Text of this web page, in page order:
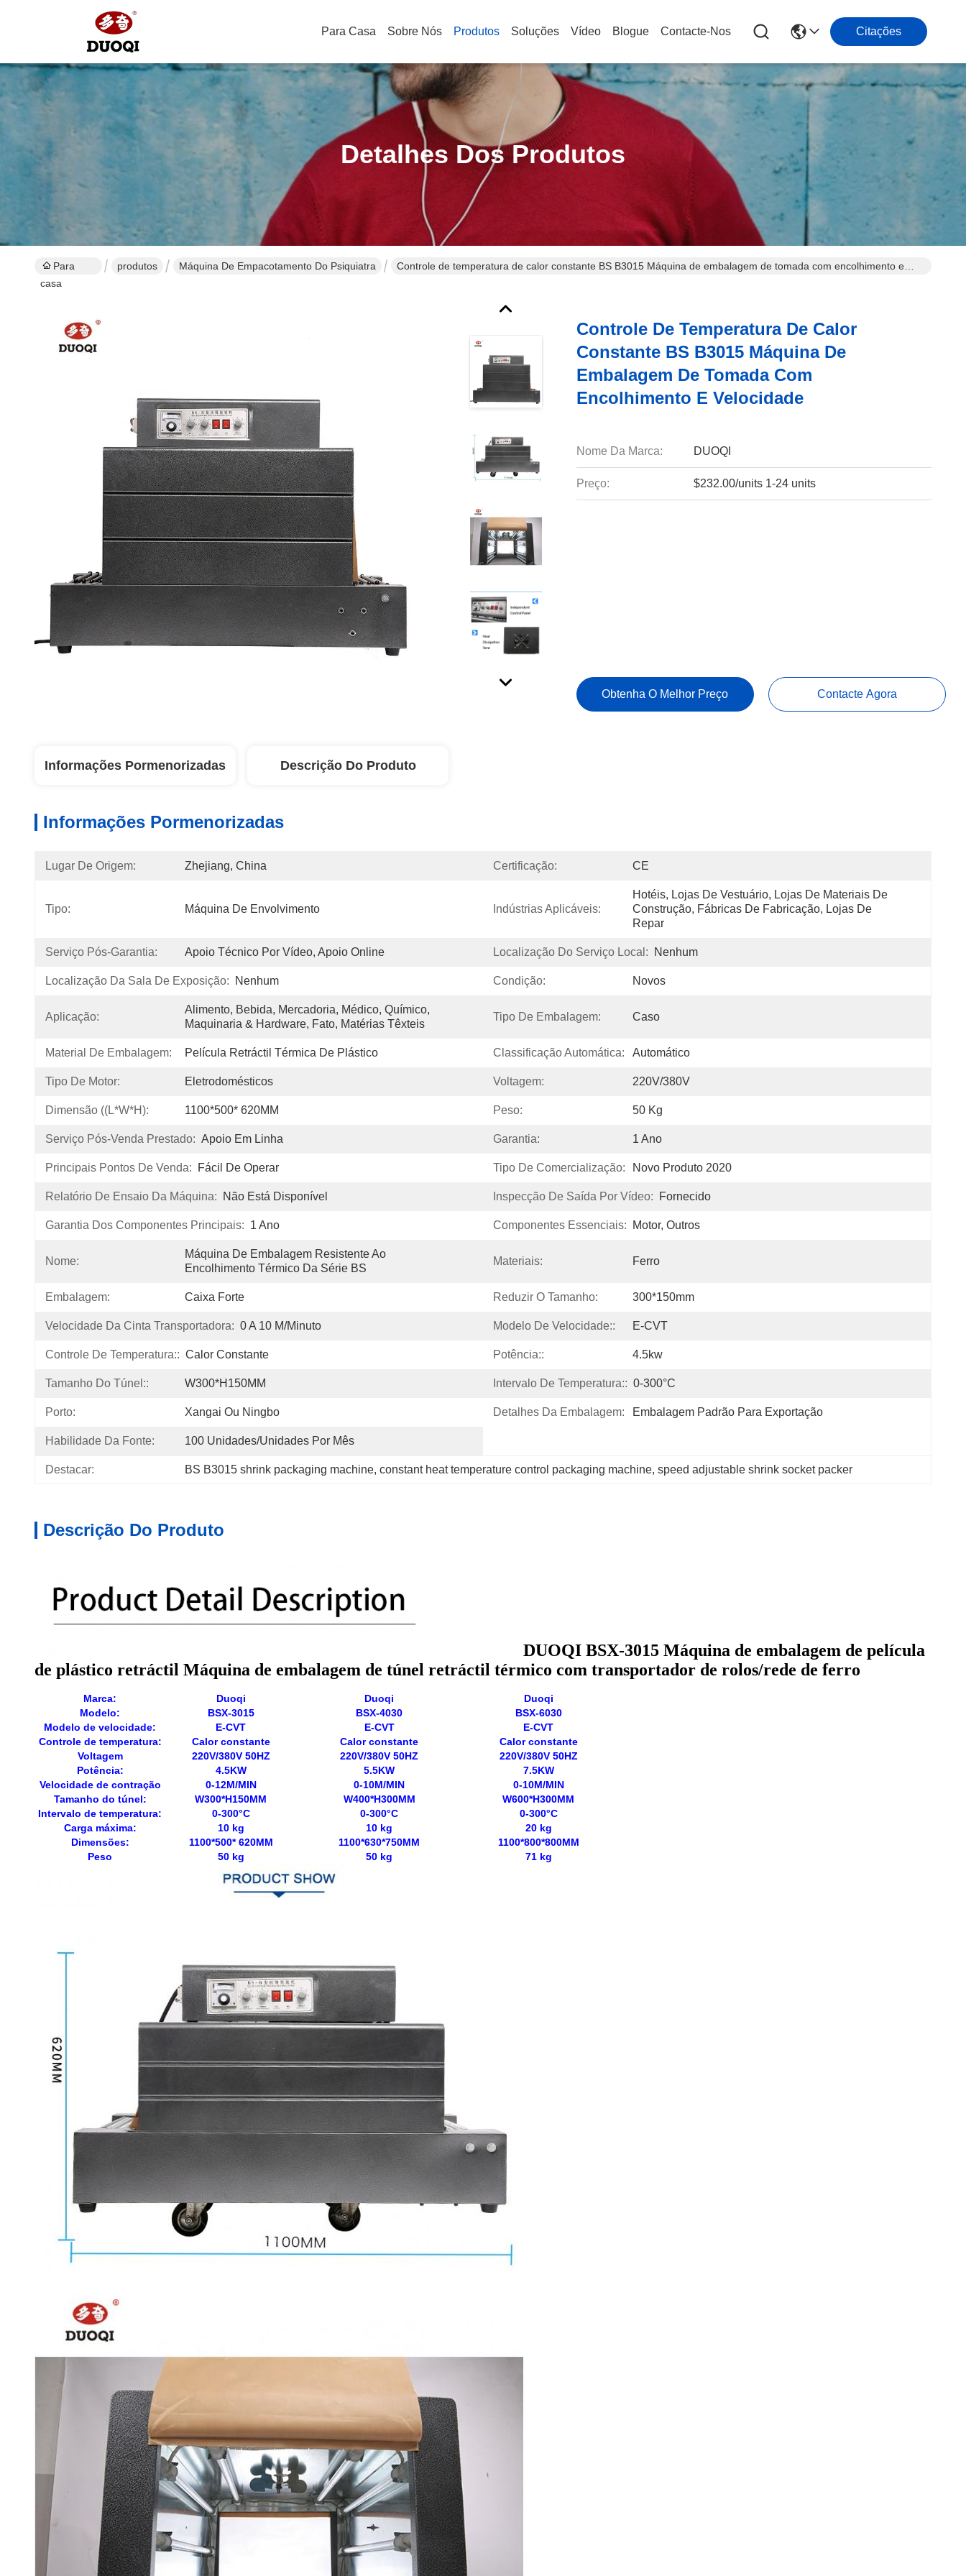
Para Casa Sobre Nós Produtos Soluções Vídeo Blogue Contacte-Nos Citações
Detalhes Dos Produtos
Para
casa
produtos Máquina De Empacotamento Do Psiquiatra
Controle de temperatura de calor constante BS B3015 Máquina de embalagem de tomada com encolhimento e
Controle De Temperatura De Calor
Constante BS B3015 Máquina De
Embalagem De Tomada Com
Encolhimento E Velocidade
Nome Da Marca: DUOQI
Preço: $232.00/units 1-24 units
Obtenha O Melhor Preço Contacte Agora
Informações Pormenorizadas Descrição Do Produto
Informações Pormenorizadas
Lugar De Origem: Zhejiang, China Certificação: CE
Tipo: Máquina De Envolvimento Indústrias Aplicáveis:
Hotéis, Lojas De Vestuário, Lojas De Materiais De
Construção, Fábricas De Fabricação, Lojas De
Repar
Serviço Pós-Garantia: Apoio Técnico Por Vídeo, Apoio Online Localização Do Serviço Local: Nenhum
Localização Da Sala De Exposição: Nenhum Condição: Novos
Aplicação:
Alimento, Bebida, Mercadoria, Médico, Químico,
Maquinaria & Hardware, Fato, Matérias Têxteis
Tipo De Embalagem: Caso
Material De Embalagem: Película Retráctil Térmica De Plástico Classificação Automática: Automático
Tipo De Motor: Eletrodomésticos Voltagem: 220V/380V
Dimensão ((L*W*H): 1100*500* 620MM Peso: 50 Kg
Serviço Pós-Venda Prestado: Apoio Em Linha Garantia: 1 Ano
Principais Pontos De Venda: Fácil De Operar Tipo De Comercialização: Novo Produto 2020
Relatório De Ensaio Da Máquina: Não Está Disponível Inspecção De Saída Por Vídeo: Fornecido
Garantia Dos Componentes Principais: 1 Ano Componentes Essenciais: Motor, Outros
Nome:
Máquina De Embalagem Resistente Ao
Encolhimento Térmico Da Série BS
Materiais: Ferro
Embalagem: Caixa Forte Reduzir O Tamanho: 300*150mm
Velocidade Da Cinta Transportadora: 0 A 10 M/minuto Modelo De Velocidade:: E-CVT
Controle De Temperatura:: Calor Constante Potência:: 4.5kw
Tamanho Do Túnel:: W300*H150MM Intervalo De Temperatura:: 0-300°C
Porto: Xangai Ou Ningbo Detalhes Da Embalagem: Embalagem Padrão Para Exportação
Habilidade Da Fonte: 100 Unidades/unidades Por Mês
Destacar: BS B3015 shrink packaging machine, constant heat temperature control packaging machine, speed adjustable shrink socket packer
Descrição Do Produto
DUOQI BSX-3015 Máquina de embalagem de película
de plástico retráctil Máquina de embalagem de túnel retráctil térmico com transportador de rolos/rede de ferro
Marca: Duoqi Duoqi
Duoqi
Modelo:
BSX-3015 BSX-4030
BSX-6030
Modelo de velocidade:
E-CVT E-CVT
E-CVT
Controle de temperatura:
Calor constante Calor constante
Calor constante
Voltagem
220V/380V 50HZ 220V/380V 50HZ
220V/380V 50HZ
Potência:
4.5KW 5.5KW
7.5KW
Velocidade de contração
0-12M/MIN 0-10M/MIN
0-10M/MIN
Tamanho do túnel:
W300*H150MM W400*H300MM
W600*H300MM
Intervalo de temperatura:
0-300°C 0-300°C
0-300°C
Carga máxima:
10 kg 10 kg
20 kg
Dimensões:
1100*500* 620MM 1100*630*750MM
1100*800*800MM
Peso
50 kg 50 kg 71 kg